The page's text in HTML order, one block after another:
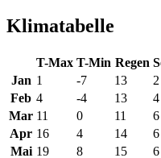
Klimatabelle
T-Max T-Min Regen
Jan 1 -7 13
2
Feb 4 -4 13
4
Mar 11 0 11
6
Apr 16 4 14
6
Mai 19 8 15 6